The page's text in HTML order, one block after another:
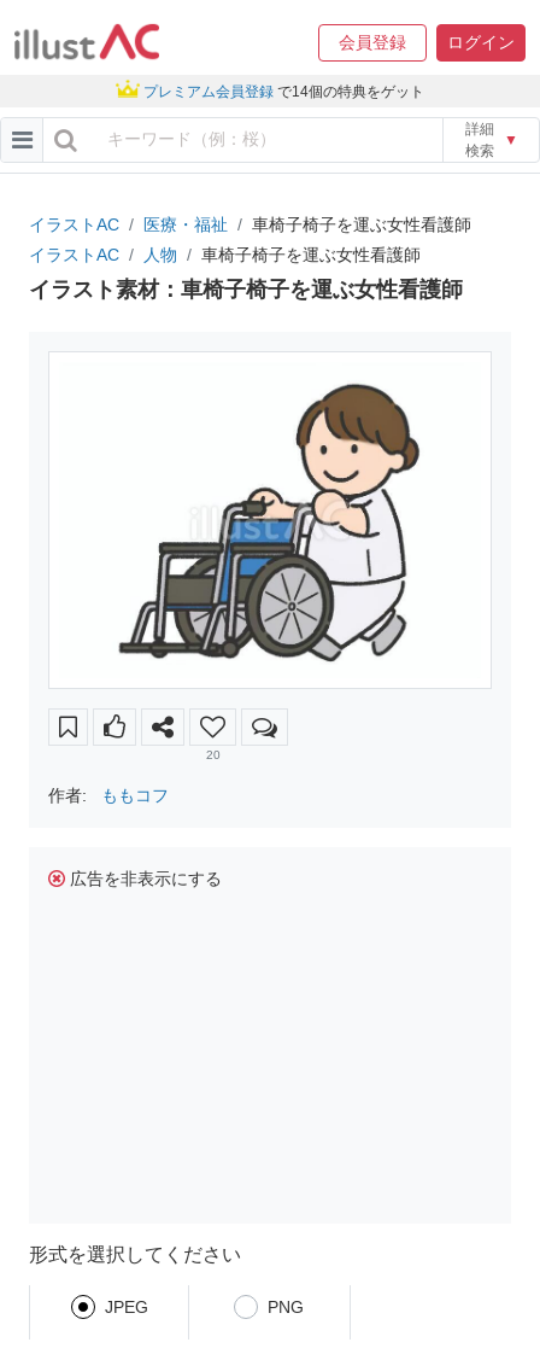
会員登録 ログイン
プレミアム会員登録 で14個の特典をゲット
詳細
検索
▼
イラストAC 医療・福祉
車椅子椅子を運ぶ女性看護師
イラストAC
人物 車椅子椅子を運ぶ女性看護師
イラスト素材：車椅子椅子を運ぶ女性看護師
20
作者: ももコフ
広告を非表示にする
形式を選択してください
JPEG PNG